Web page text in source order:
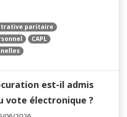
paritaire
CAPL
est-il admis
vote électronique ?